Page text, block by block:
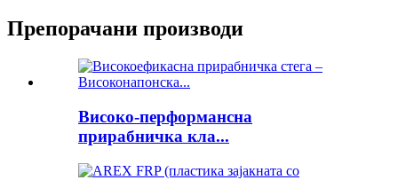
Препорачани производи
Високо-перформансна
прирабничка кла...